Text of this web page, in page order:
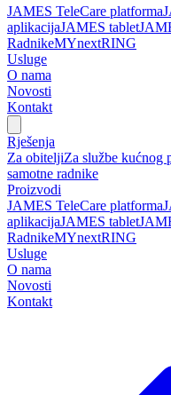
JAMES TeleCare platforma
aplikacijaJAMES tablet
RadnikeMYnextRING
Usluge
O nama
Novosti
Kontakt
Rješenja
Za obiteljiZa službe kućnog
samotne radnike
Proizvodi
JAMES TeleCare platforma
aplikacijaJAMES tablet
RadnikeMYnextRING
Usluge
O nama
Novosti
Kontakt